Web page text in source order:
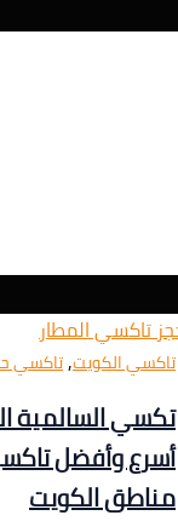
تاكسي الكويت,تاكسي
أسرع وأفضل
مناطق الكويت